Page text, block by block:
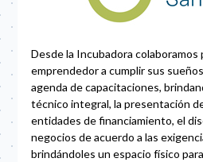
Desde la Incubadora colaboramos
emprendedor a cumplir sus
agenda de capacitaciones,
técnico integral, la presentación
entidades de financiamiento, el
negocios de acuerdo a las
brindándoles un espacio físico